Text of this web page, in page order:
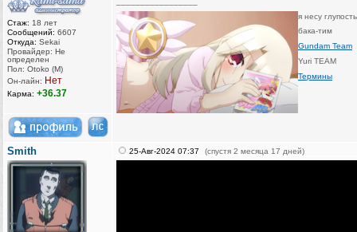
Стаж: 18 лет
Сообщений: 6607
Откуда: Sekai
Провайдер: Не
определен
Пол: Otoko (M)
Он-лайн: Нет
Карма: +36.37
я несу
бака-тим
Gundam Team
Yuri TEAM
Термины
Smith 25-Авг-2024 07:37 (спустя 2 месяца 17 дней)